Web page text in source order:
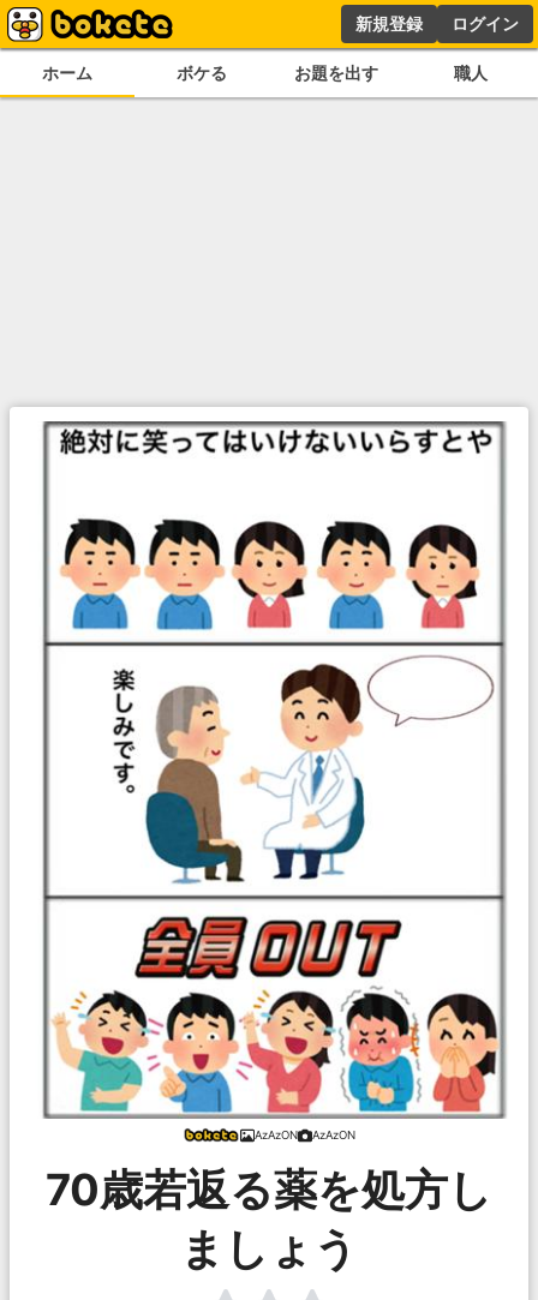
新規登録 ログイン
ホーム ボケる お題を出す 職人
AzAzON AzAzON
70歳若返る薬を処方し
ましょう